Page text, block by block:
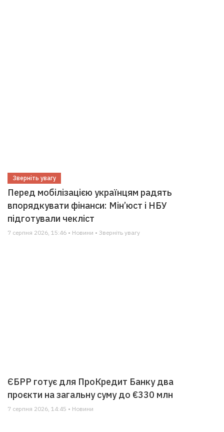
Зверніть увагу
Перед мобілізацією українцям радять
впорядкувати фінанси: Мін’юст і НБУ
підготували чекліст
7 серпня 2026, 15:46 • Новини • Зверніть увагу
ЄБРР готує для ПроКредит Банку два
проєкти на загальну суму до €330 млн
7 серпня 2026, 14:45 • Новини